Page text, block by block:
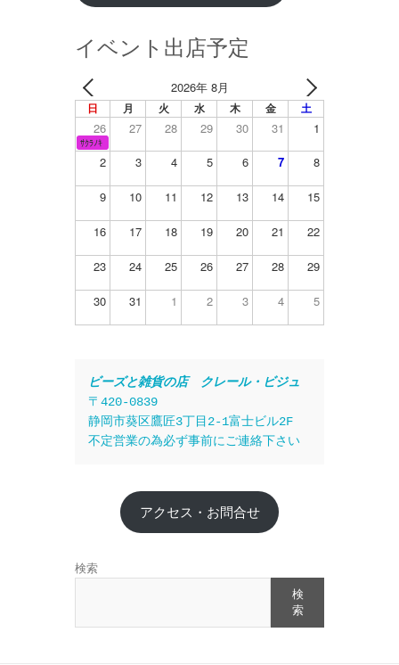
イベント出店予定
2026年 8月
日 月 火 水 木 金 土
26 27 28 29 30 31 1
ｻｸﾗﾉｷ
2 3 4 5 6 7 8
9 10 11 12 13 14 15
16 17 18 19 20 21 22
23 24 25 26 27 28 29
30 31 1 2 3 4 5
ビーズと雑貨の店　クレール・ビジュ
〒420-0839
静岡市葵区鷹匠3丁目2-1富士ビル2F
不定営業の為必ず事前にご連絡下さい
アクセス・お問合せ
検索
検
索